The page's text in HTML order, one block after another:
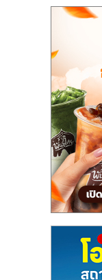
ปรึกษา
แฟ
ไชส์,
รวม